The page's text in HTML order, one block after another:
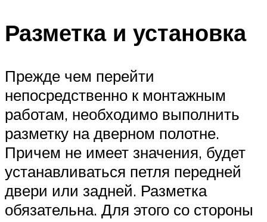
Разметка и установка
Прежде чем перейти
непосредственно к монтажным
работам, необходимо выполнить
разметку на дверном полотне.
Причем не имеет значения, будет
устанавливаться петля передней
двери или задней. Разметка
обязательна. Для этого со стороны